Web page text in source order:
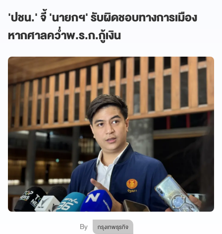
'ปชน.' จี้ 'นายกฯ' รับผิดชอบทางการเมือง
หากศาลคว่ำพ.ร.ก.กู้เงิน
By กรุงเทพธุรกิจ